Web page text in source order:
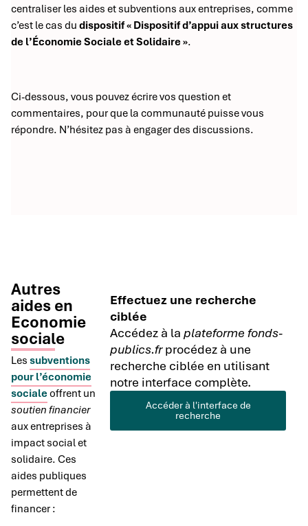
centraliser les aides et subventions aux entreprises, comme
c’est le cas du dispositif « Dispositif d’appui aux structures
de l’Économie Sociale et Solidaire ».
Ci-dessous, vous pouvez écrire vos question et
commentaires, pour que la communauté puisse vous
répondre. N’hésitez pas à engager des discussions.
Autres
aides en
Economie
sociale
Les subventions
pour l’économie
socialeoffrent un
soutien financier
aux entreprises à
impact social et
solidaire. Ces
aides publiques
permettent de
financer :
Effectuez une recherche
ciblée
Accédez à laplateforme fonds-
publics.frprocédez à une
recherche ciblée en utilisant
notre interface complète.
Accéder à l'interface de
recherche